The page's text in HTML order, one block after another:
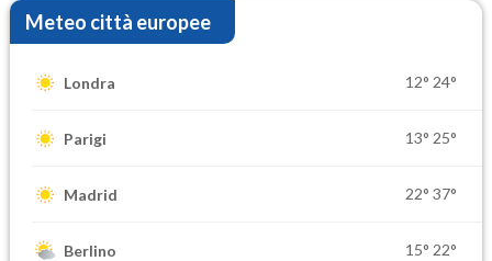
Meteo città europee
Londra 12° 24°
Parigi 13° 25°
Madrid 22° 37°
Berlino 15° 22°